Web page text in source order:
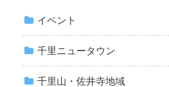
イベント
千里ニュータウン
千里山・佐井寺地域